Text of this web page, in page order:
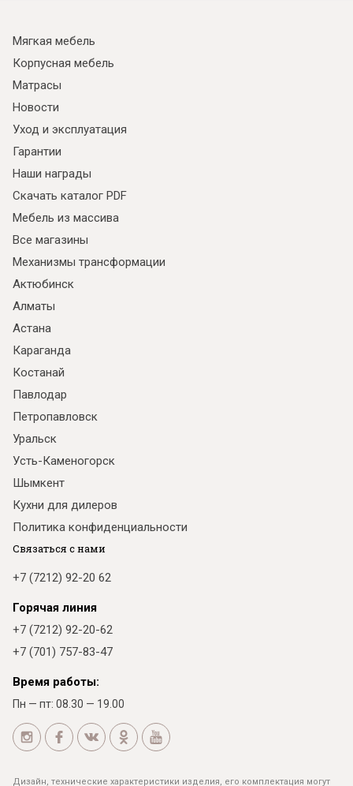
Мягкая мебель
Корпусная мебель
Матрасы
Новости
Уход и эксплуатация
Гарантии
Наши награды
Скачать каталог PDF
Мебель из массива
Все магазины
Механизмы трансформации
Актюбинск
Алматы
Астана
Караганда
Костанай
Павлодар
Петропавловск
Уральск
Усть-Каменогорск
Шымкент
Кухни для дилеров
Политика конфиденциальности
Связаться с нами
+7 (7212) 92-20 62
Горячая линия
+7 (7212) 92-20-62
+7 (701) 757-83-47
Время работы:
Пн — пт: 08.30 — 19.00
Дизайн, технические характеристики изделия, его комплектация могут